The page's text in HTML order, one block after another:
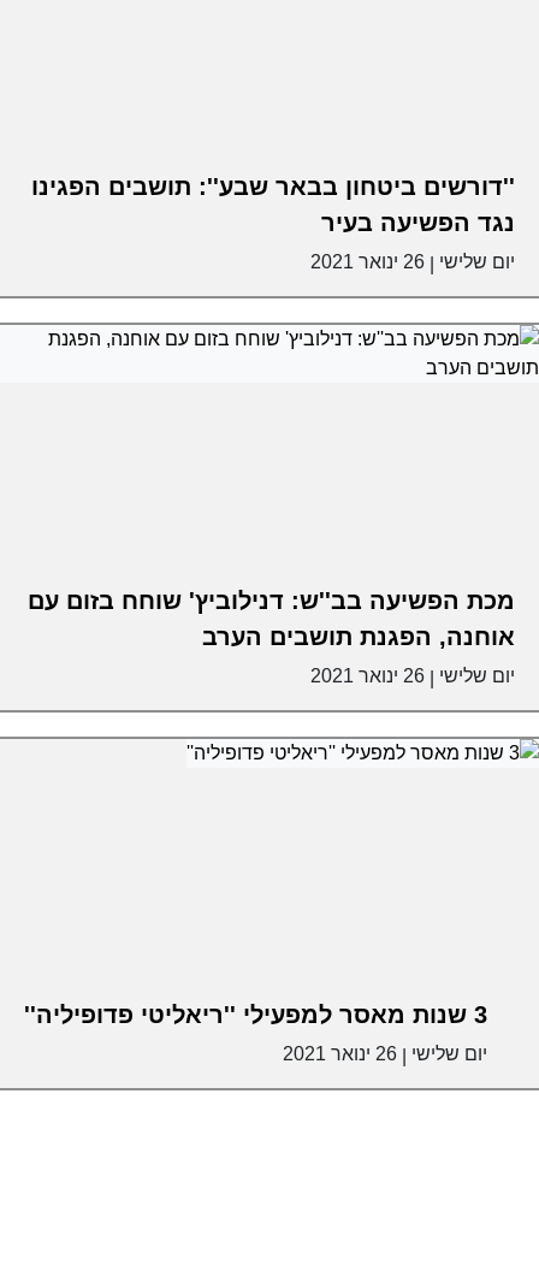
''דורשים ביטחון בבאר שבע'': תושבים הפגינו
נגד הפשיעה בעיר
יום שלישי 26 ינואר 2021
מכת הפשיעה בב''ש: דנילוביץ' שוחח בזום עם
אוחנה, הפגנת תושבים הערב
יום שלישי 26 ינואר 2021
3 שנות מאסר למפעילי ''ריאליטי פדופיליה''
יום שלישי 26 ינואר 2021